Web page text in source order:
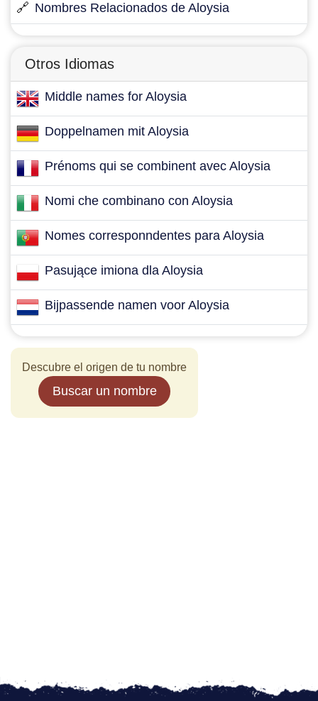
🔗 Nombres Relacionados de Aloysia
Otros Idiomas
Middle names for Aloysia
Doppelnamen mit Aloysia
Prénoms qui se combinent avec Aloysia
Nomi che combinano con Aloysia
Nomes corresponndentes para Aloysia
Pasujące imiona dla Aloysia
Bijpassende namen voor Aloysia
Descubre el origen de tu nombre
Buscar un nombre